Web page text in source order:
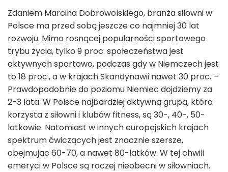
Zdaniem Marcina Dobrowolskiego, branża siłowni w
Polsce ma przed sobą jeszcze co najmniej 30 lat
rozwoju. Mimo rosnącej popularności sportowego
trybu życia, tylko 9 proc. społeczeństwa jest
aktywnych sportowo, podczas gdy w Niemczech jest
to 18 proc., a w krajach Skandynawii nawet 30 proc. –
Prawdopodobnie do poziomu Niemiec dojdziemy za
2-3 lata. W Polsce najbardziej aktywną grupą, która
korzysta z siłowni i klubów fitness, są 30-, 40-, 50-
latkowie. Natomiast w innych europejskich krajach
spektrum ćwiczących jest znacznie szersze,
obejmując 60-70, a nawet 80-latków. W tej chwili
emeryci w Polsce są raczej nieobecni w siłowniach.